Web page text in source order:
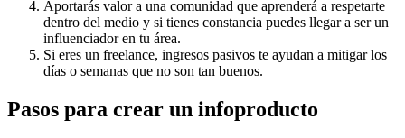
Aportarás valor a una comunidad que aprenderá a respetarte
dentro del medio y si tienes constancia puedes llegar a ser un
influenciador en tu área.
Si eres un freelance, ingresos pasivos te ayudan a mitigar los
días o semanas que no son tan buenos.
Pasos para crear un infoproducto